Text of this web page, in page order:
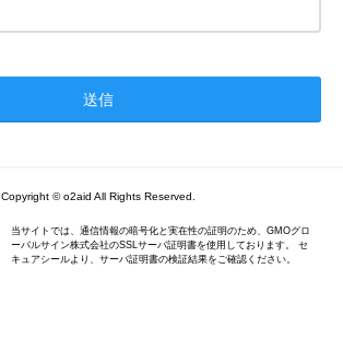
Copyright © o2aid All Rights Reserved.
当サイトでは、通信情報の暗号化と実在性の証明のため、GMOグロ
ーバルサイン株式会社のSSLサーバ証明書を使用しております。 セ
キュアシールより、サーバ証明書の検証結果をご確認ください。